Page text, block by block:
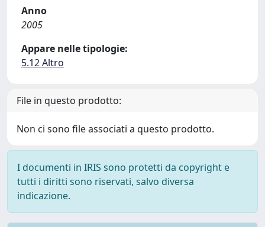
Anno
2005
Appare nelle tipologie:
5.12 Altro
File in questo prodotto:
Non ci sono file associati a questo prodotto.
I documenti in IRIS sono protetti da copyright e
tutti i diritti sono riservati, salvo diversa
indicazione.